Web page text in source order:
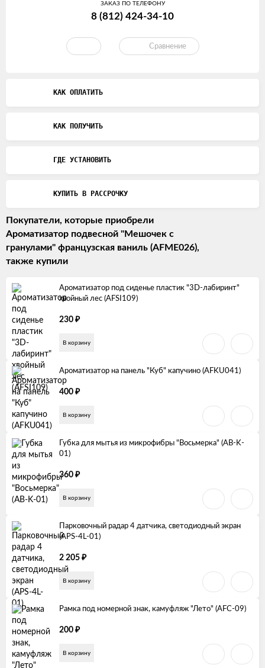
ЗАКАЗ ПО ТЕЛЕФОНУ
8 (812) 424-34-10
Сравнение
КАК ОПЛАТИТЬ
КАК ПОЛУЧИТЬ
ГДЕ УСТАНОВИТЬ
КУПИТЬ В РАССРОЧКУ
Покупатели, которые приобрели
Ароматизатор подвесной "Мешочек с
гранулами" французская ваниль (AFME026),
также купили
Ароматизатор под сиденье пластик "3D-лабиринт"
хвойный лес (AFSI109)
230 ₽
В корзину
Ароматизатор на панель "Куб" капучино (AFKU041)
400 ₽
В корзину
Губка для мытья из микрофибры "Восьмерка" (AB-K-
01)
360 ₽
В корзину
Парковочный радар 4 датчика, светодиодный экран
(APS-4L-01)
2 205 ₽
В корзину
Рамка под номерной знак, камуфляж "Лето" (AFC-09)
200 ₽
В корзину